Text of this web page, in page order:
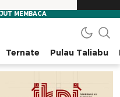
Ternate Pulau Taliabu